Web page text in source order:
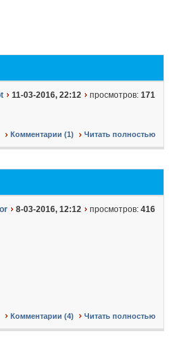
11-03-2016, 22:12 просмотров: 171
Комментарии (1) Читать полностью
8-03-2016, 12:12 просмотров: 416
Комментарии (4) Читать полностью